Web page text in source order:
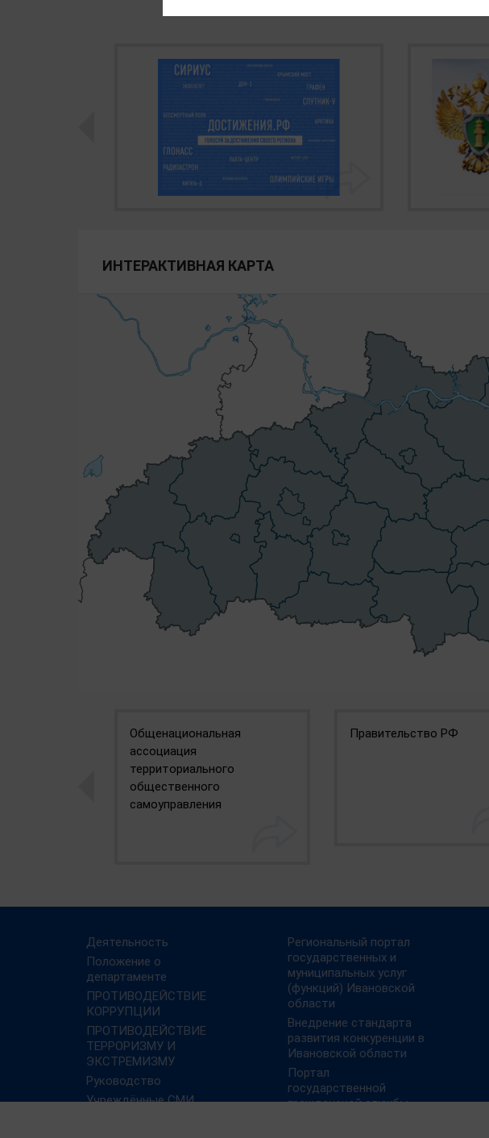
ИНТЕРАКТИВНАЯ КАРТА
Общенациональная
ассоциация
территориального
общественного
самоуправления
Правительство РФ
Деятельность
Положение о
департаменте
ПРОТИВОДЕЙСТВИЕ
КОРРУПЦИИ
ПРОТИВОДЕЙСТВИЕ
ТЕРРОРИЗМУ И
ЭКСТРЕМИЗМУ
Руководство
Учреждённые СМИ
Региональный портал
государственных и
муниципальных услуг
(функций) Ивановской
области
Внедрение стандарта
развития конкуренции в
Ивановской области
Портал
государственной
гражданской службы